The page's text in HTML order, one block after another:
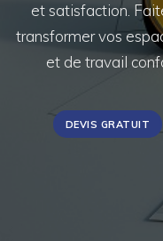
et satisfaction.
transformer vos
et de travail
DEVIS GRATUIT